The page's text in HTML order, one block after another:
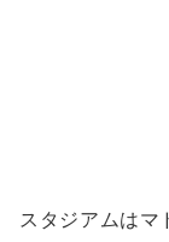
スタジアムはマ